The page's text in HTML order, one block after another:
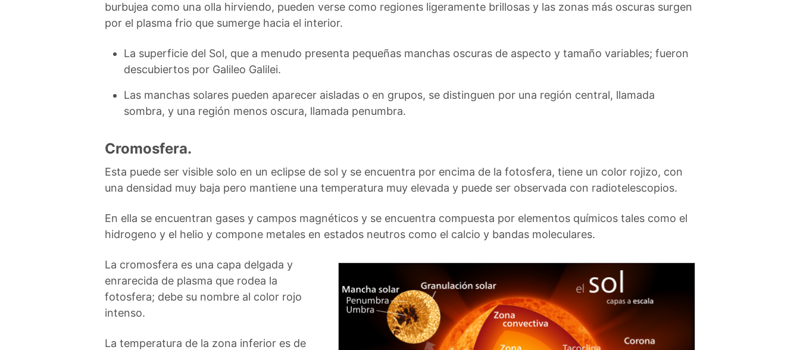
burbujea como una olla hirviendo, pueden verse como regiones ligeramente brillosas y las zonas más oscuras surgen
por el plasma frio que sumerge hacia el interior.
La superficie del Sol, que a menudo presenta pequeñas manchas oscuras de aspecto y tamaño variables; fueron
descubiertos por Galileo Galilei.
Las manchas solares pueden aparecer aisladas o en grupos, se distinguen por una región central, llamada
sombra, y una región menos oscura, llamada penumbra.
Cromosfera.
Esta puede ser visible solo en un eclipse de sol y se encuentra por encima de la fotosfera, tiene un color rojizo, con
una densidad muy baja pero mantiene una temperatura muy elevada y puede ser observada con radiotelescopios.
En ella se encuentran gases y campos magnéticos y se encuentra compuesta por elementos químicos tales como el
hidrogeno y el helio y compone metales en estados neutros como el calcio y bandas moleculares.
La cromosfera es una capa delgada y
enrarecida de plasma que rodea la
fotosfera; debe su nombre al color rojo
intenso.
La temperatura de la zona inferior es de